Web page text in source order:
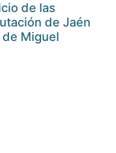
de las
de Jaén
Miguel